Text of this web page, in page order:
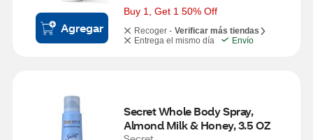
Agregar
Buy 1, Get 1 50% Off
Recoger - Verificar más tiendas
Entrega el mismo día
Envío
Secret Whole Body Spray,
Almond Milk & Honey, 3.5 OZ